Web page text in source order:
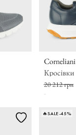
Corneliani
Кросівки
20 212 грн
🔥SALE -45%